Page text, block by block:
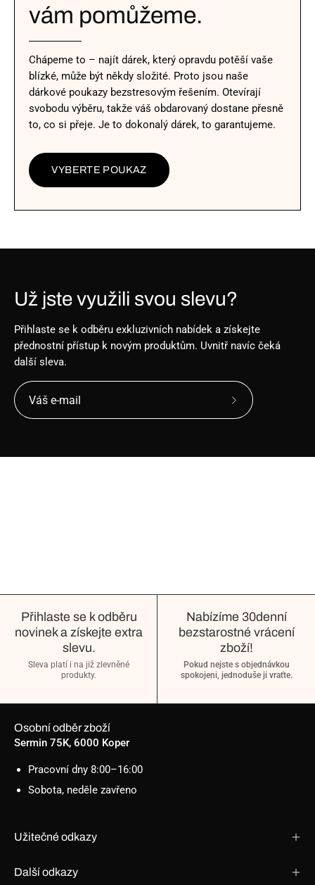
vám pomůžeme.
Chápeme to – najít dárek, který opravdu potěší vaše
blízké, může být někdy složité. Proto jsou naše
dárkové poukazy bezstresovým řešením. Otevírají
svobodu výběru, takže váš obdarovaný dostane přesně
to, co si přeje. Je to dokonalý dárek, to garantujeme.
VYBERTE POUKAZ
Už jste využili svou slevu?
Přihlaste se k odběru exkluzivních nabídek a získejte
přednostní přístup k novým produktům. Uvnitř navíc čeká
další sleva.
Přihlaste
Přihlaste se k odběru
novinek a získejte extra
slevu.
Sleva platí i na již zlevněné
produkty.
Nabízíme 30denní
bezstarostné vrácení
zboží!
Pokud nejste s objednávkou
spokojeni, jednoduše ji vraťte.
Osobní odběr zboží
Sermin 75K, 6000 Koper
Pracovní dny 8:00–16:00
Sobota, neděle zavřeno
Užitečné odkazy
Další odkazy